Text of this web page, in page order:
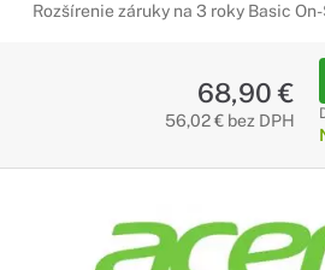
Rozšírenie záruky na 3 roky Basic
68,90 €
56,02 € bez DPH